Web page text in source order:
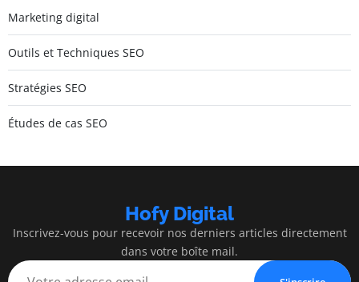
Marketing digital
Outils et Techniques SEO
Stratégies SEO
Études de cas SEO
Hofy Digital
Inscrivez-vous pour recevoir nos derniers articles directement
dans votre boîte mail.